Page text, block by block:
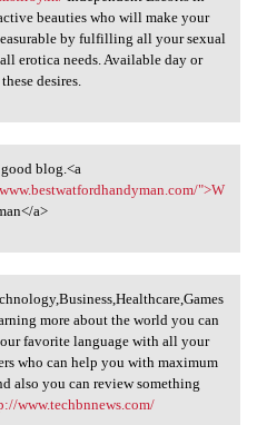
beauties who will make your
by fulfilling all your sexual
erotica needs. Available day or
desires.
good blog.<a
blog.<a
">W
a>
more about the world you can
favorite language with all your
who can help you with maximum
also you can review something
www.techbnnews.com/